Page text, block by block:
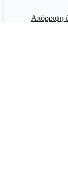
Απόρριψη